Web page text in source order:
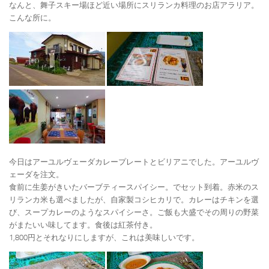
なんと、舞子スキー場ほど近い場所にスリランカ料理のお店アラリア。
こんな所に。
今日はアーユルヴェーダカレープレートとビリアニでした。アーユルヴ
ェーダを注文。
食前に生姜がきいたバーブティースパイシー。でセット到着。赤米のス
リランカ米も選べましたが、自家製コシヒカリで。カレーはチキンを選
び、スープカレーのようなスパイシーさ。ご飯も大盛でその周りの野菜
がまたいい味してます。食後は紅茶付き。
1,800円とそれなりにしますが、これは美味しいです。